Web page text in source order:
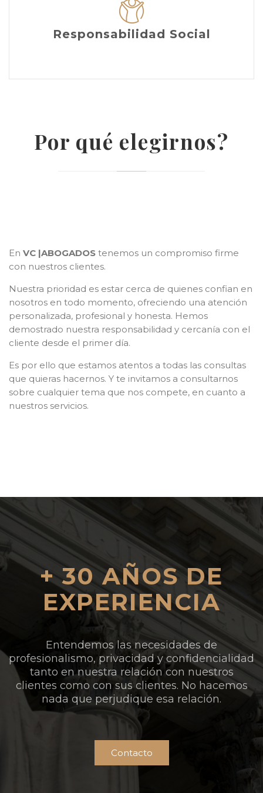
Responsabilidad Social
Por qué elegirnos?
En VC |ABOGADOS tenemos un compromiso firme
con nuestros clientes.
Nuestra prioridad es estar cerca de quienes confian en
nosotros en todo momento, ofreciendo una atención
personalizada, profesional y honesta. Hemos
demostrado nuestra responsabilidad y cercanía con el
cliente desde el primer día.
Es por ello que estamos atentos a todas las consultas
que quieras hacernos. Y te invitamos a consultarnos
sobre cualquier tema que nos compete, en cuanto a
nuestros servicios.
+ 30 AÑOS DE
EXPERIENCIA
Entendemos las necesidades de
profesionalismo, privacidad y confidencialidad
tanto en nuestra relación con nuestros
clientes como con sus clientes. No hacemos
nada que perjudique esa relación.
Contacto